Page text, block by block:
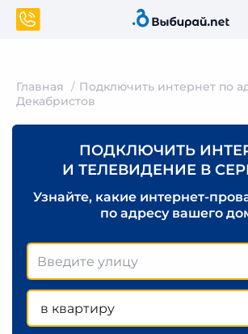
Главная
Подключить интернет по
Декабристов
ПОДКЛЮЧИТЬ
И ТЕЛЕВИДЕНИЕ В
Узнайте, какие интернет-
по адресу вашего
в квартиру